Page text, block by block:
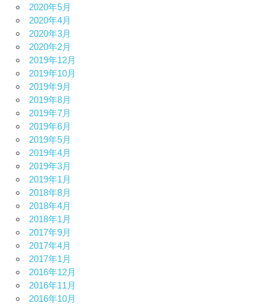
2020年5月
2020年4月
2020年3月
2020年2月
2019年12月
2019年10月
2019年9月
2019年8月
2019年7月
2019年6月
2019年5月
2019年4月
2019年3月
2019年1月
2018年8月
2018年4月
2018年1月
2017年9月
2017年4月
2017年1月
2016年12月
2016年11月
2016年10月